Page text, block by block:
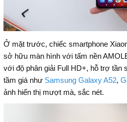
Ở mặt trước, chiếc smartphone
sở hữu màn hình với tấm nền
với độ phân giải Full HD+, hỗ trợ tần
tầm giá như Samsung Galaxy A52,
ảnh hiển thị mượt mà, sắc nét.